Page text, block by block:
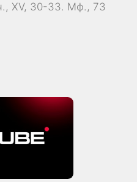
XV, 30-33. Мф., 73